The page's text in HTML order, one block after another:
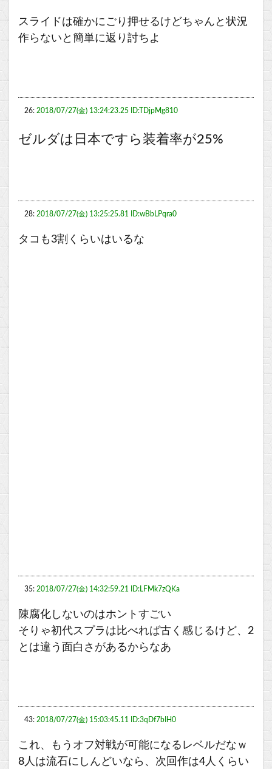
スライドは確かにごり押せるけどちゃんと状況
作らないと簡単に返り討ちよ
26: 2018/07/27(金) 13:24:23.25 ID:TDjpMg810
ゼルダは日本ですら装着率が25%
28: 2018/07/27(金) 13:25:25.81 ID:wBbLPqra0
タコも3割くらいはいるな
35: 2018/07/27(金) 14:32:59.21 ID:LFMk7zQKa
陳腐化しないのはホントすごい
そりゃ初代スプラは比べれば古く感じるけど、2
とは違う面白さがあるからなあ
43: 2018/07/27(金) 15:03:45.11 ID:3qDf7bIH0
これ、もうオフ対戦が可能になるレベルだなｗ
8人は流石にしんどいなら、次回作は4人くらい